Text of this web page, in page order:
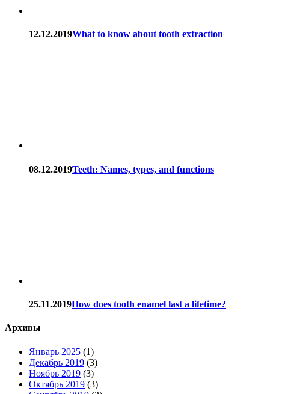
12.12.2019What to know about tooth extraction
08.12.2019Teeth: Names, types, and functions
25.11.2019How does tooth enamel last a lifetime?
Архивы
Январь 2025 (1)
Декабрь 2019 (3)
Ноябрь 2019 (3)
Октябрь 2019 (3)